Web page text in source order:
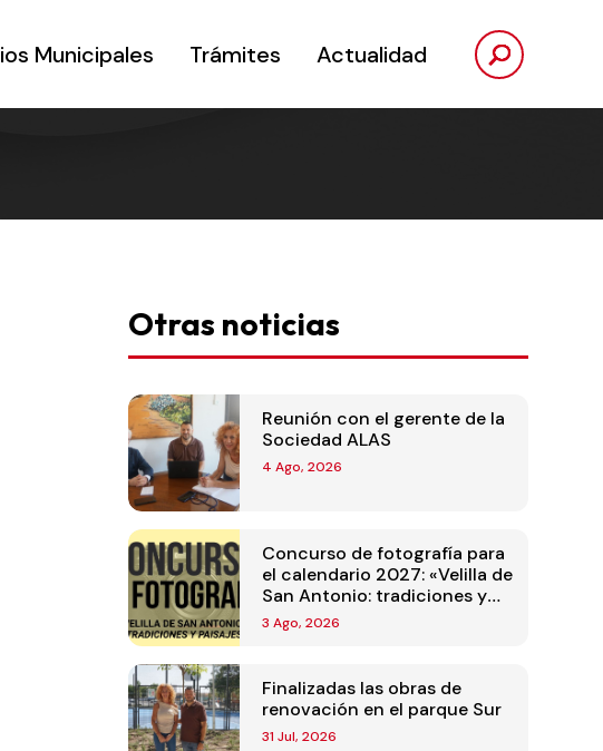
Municipales Trámites Actualidad
Otras noticias
Reunión con el gerente de la
Sociedad ALAS
4 Ago, 2026
Concurso de fotografía para
el calendario 2027: «Velilla de
San Antonio: tradiciones y
paisajes»
3 Ago, 2026
Finalizadas las obras de
renovación en el parque Sur
31 Jul, 2026